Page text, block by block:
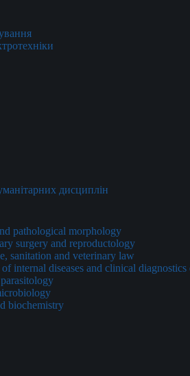
дисциплін
pathological morphology
surgery and reproductology
sanitation and veterinary law
internal diseases and clinical
biochemistry